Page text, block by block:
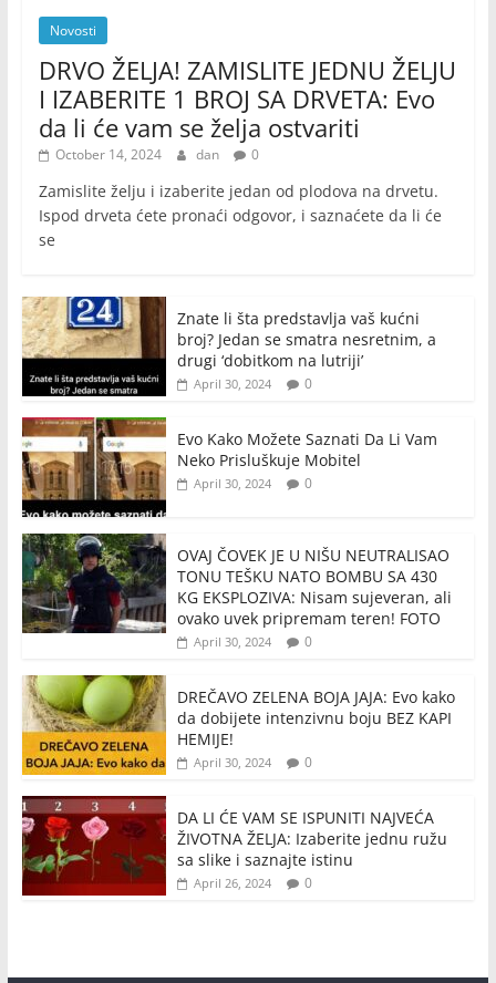
Novosti
DRVO ŽELJA! ZAMISLITE JEDNU ŽELJU
I IZABERITE 1 BROJ SA DRVETA: Evo
da li će vam se želja ostvariti
October 14, 2024 dan 0
Zamislite želju i izaberite jedan od plodova na drvetu.
Ispod drveta ćete pronaći odgovor, i saznaćete da li će
se
Znate li šta predstavlja vaš kućni
broj? Jedan se smatra nesretnim, a
drugi ‘dobitkom na lutriji’
April 30, 2024 0
Evo Kako Možete Saznati Da Li Vam
Neko Prisluškuje Mobitel
April 30, 2024 0
OVAJ ČOVEK JE U NIŠU NEUTRALISAO
TONU TEŠKU NATO BOMBU SA 430
KG EKSPLOZIVA: Nisam sujeveran, ali
ovako uvek pripremam teren! FOTO
April 30, 2024 0
DREČAVO ZELENA BOJA JAJA: Evo kako
da dobijete intenzivnu boju BEZ KAPI
HEMIJE!
April 30, 2024 0
DA LI ĆE VAM SE ISPUNITI NAJVEĆA
ŽIVOTNA ŽELJA: Izaberite jednu ružu
sa slike i saznajte istinu
April 26, 2024 0